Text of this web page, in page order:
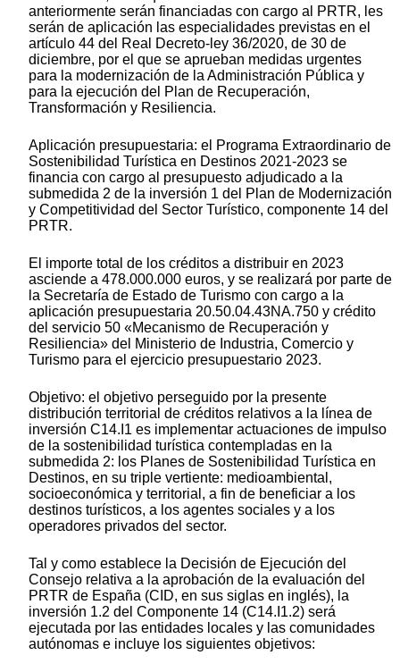
anteriormente serán financiadas con cargo al PRTR, les
serán de aplicación las especialidades previstas en el
artículo 44 del Real Decreto-ley 36/2020, de 30 de
diciembre, por el que se aprueban medidas urgentes
para la modernización de la Administración Pública y
para la ejecución del Plan de Recuperación,
Transformación y Resiliencia.
Aplicación presupuestaria: el Programa Extraordinario de
Sostenibilidad Turística en Destinos 2021-2023 se
financia con cargo al presupuesto adjudicado a la
submedida 2 de la inversión 1 del Plan de Modernización
y Competitividad del Sector Turístico, componente 14 del
PRTR.
El importe total de los créditos a distribuir en 2023
asciende a 478.000.000 euros, y se realizará por parte de
la Secretaría de Estado de Turismo con cargo a la
aplicación presupuestaria 20.50.04.43NA.750 y crédito
del servicio 50 «Mecanismo de Recuperación y
Resiliencia» del Ministerio de Industria, Comercio y
Turismo para el ejercicio presupuestario 2023.
Objetivo: el objetivo perseguido por la presente
distribución territorial de créditos relativos a la línea de
inversión C14.I1 es implementar actuaciones de impulso
de la sostenibilidad turística contempladas en la
submedida 2: los Planes de Sostenibilidad Turística en
Destinos, en su triple vertiente: medioambiental,
socioeconómica y territorial, a fin de beneficiar a los
destinos turísticos, a los agentes sociales y a los
operadores privados del sector.
Tal y como establece la Decisión de Ejecución del
Consejo relativa a la aprobación de la evaluación del
PRTR de España (CID, en sus siglas en inglés), la
inversión 1.2 del Componente 14 (C14.I1.2) será
ejecutada por las entidades locales y las comunidades
autónomas e incluye los siguientes objetivos: